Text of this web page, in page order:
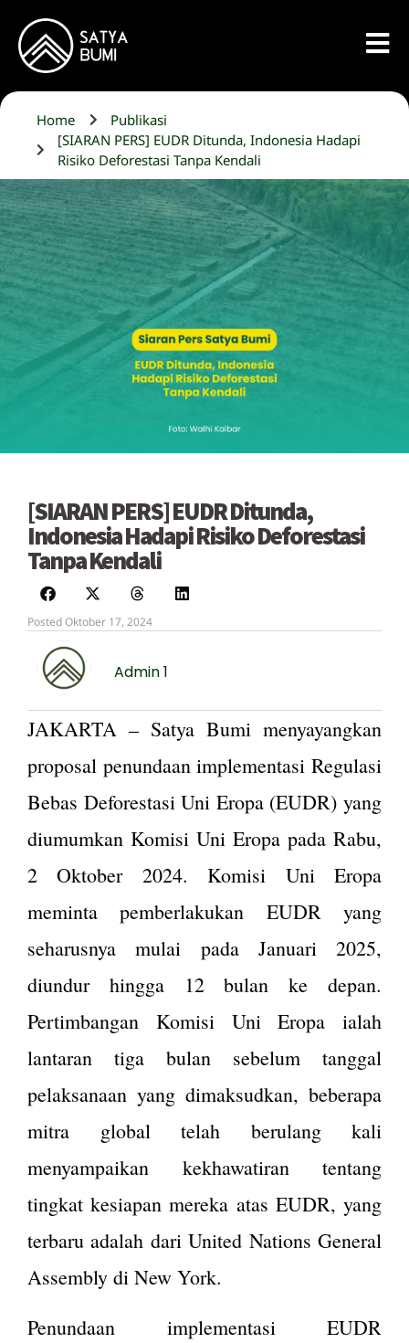
Home
Publikasi
[SIARAN PERS] EUDR Ditunda, Indonesia Hadapi
Risiko Deforestasi Tanpa Kendali
[SIARAN PERS] EUDR Ditunda,
Indonesia Hadapi Risiko Deforestasi
Tanpa Kendali
Posted Oktober 17, 2024
Admin 1
JAKARTA – Satya Bumi menyayangkan
proposal penundaan implementasi Regulasi
Bebas Deforestasi Uni Eropa (EUDR) yang
diumumkan Komisi Uni Eropa pada Rabu,
2 Oktober 2024. Komisi Uni Eropa
meminta pemberlakukan EUDR yang
seharusnya mulai pada Januari 2025,
diundur hingga 12 bulan ke depan.
Pertimbangan Komisi Uni Eropa ialah
lantaran tiga bulan sebelum tanggal
pelaksanaan yang dimaksudkan, beberapa
mitra global telah berulang kali
menyampaikan kekhawatiran tentang
tingkat kesiapan mereka atas EUDR, yang
terbaru adalah dari United Nations General
Assembly di New York.
Penundaan implementasi EUDR